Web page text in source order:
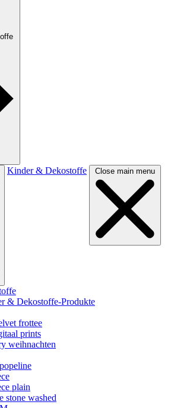
Kinder & Dekostoffe Close main menu
& Dekostoffe-Produkte
frottee
prints
weihnachten
plain
stone washed